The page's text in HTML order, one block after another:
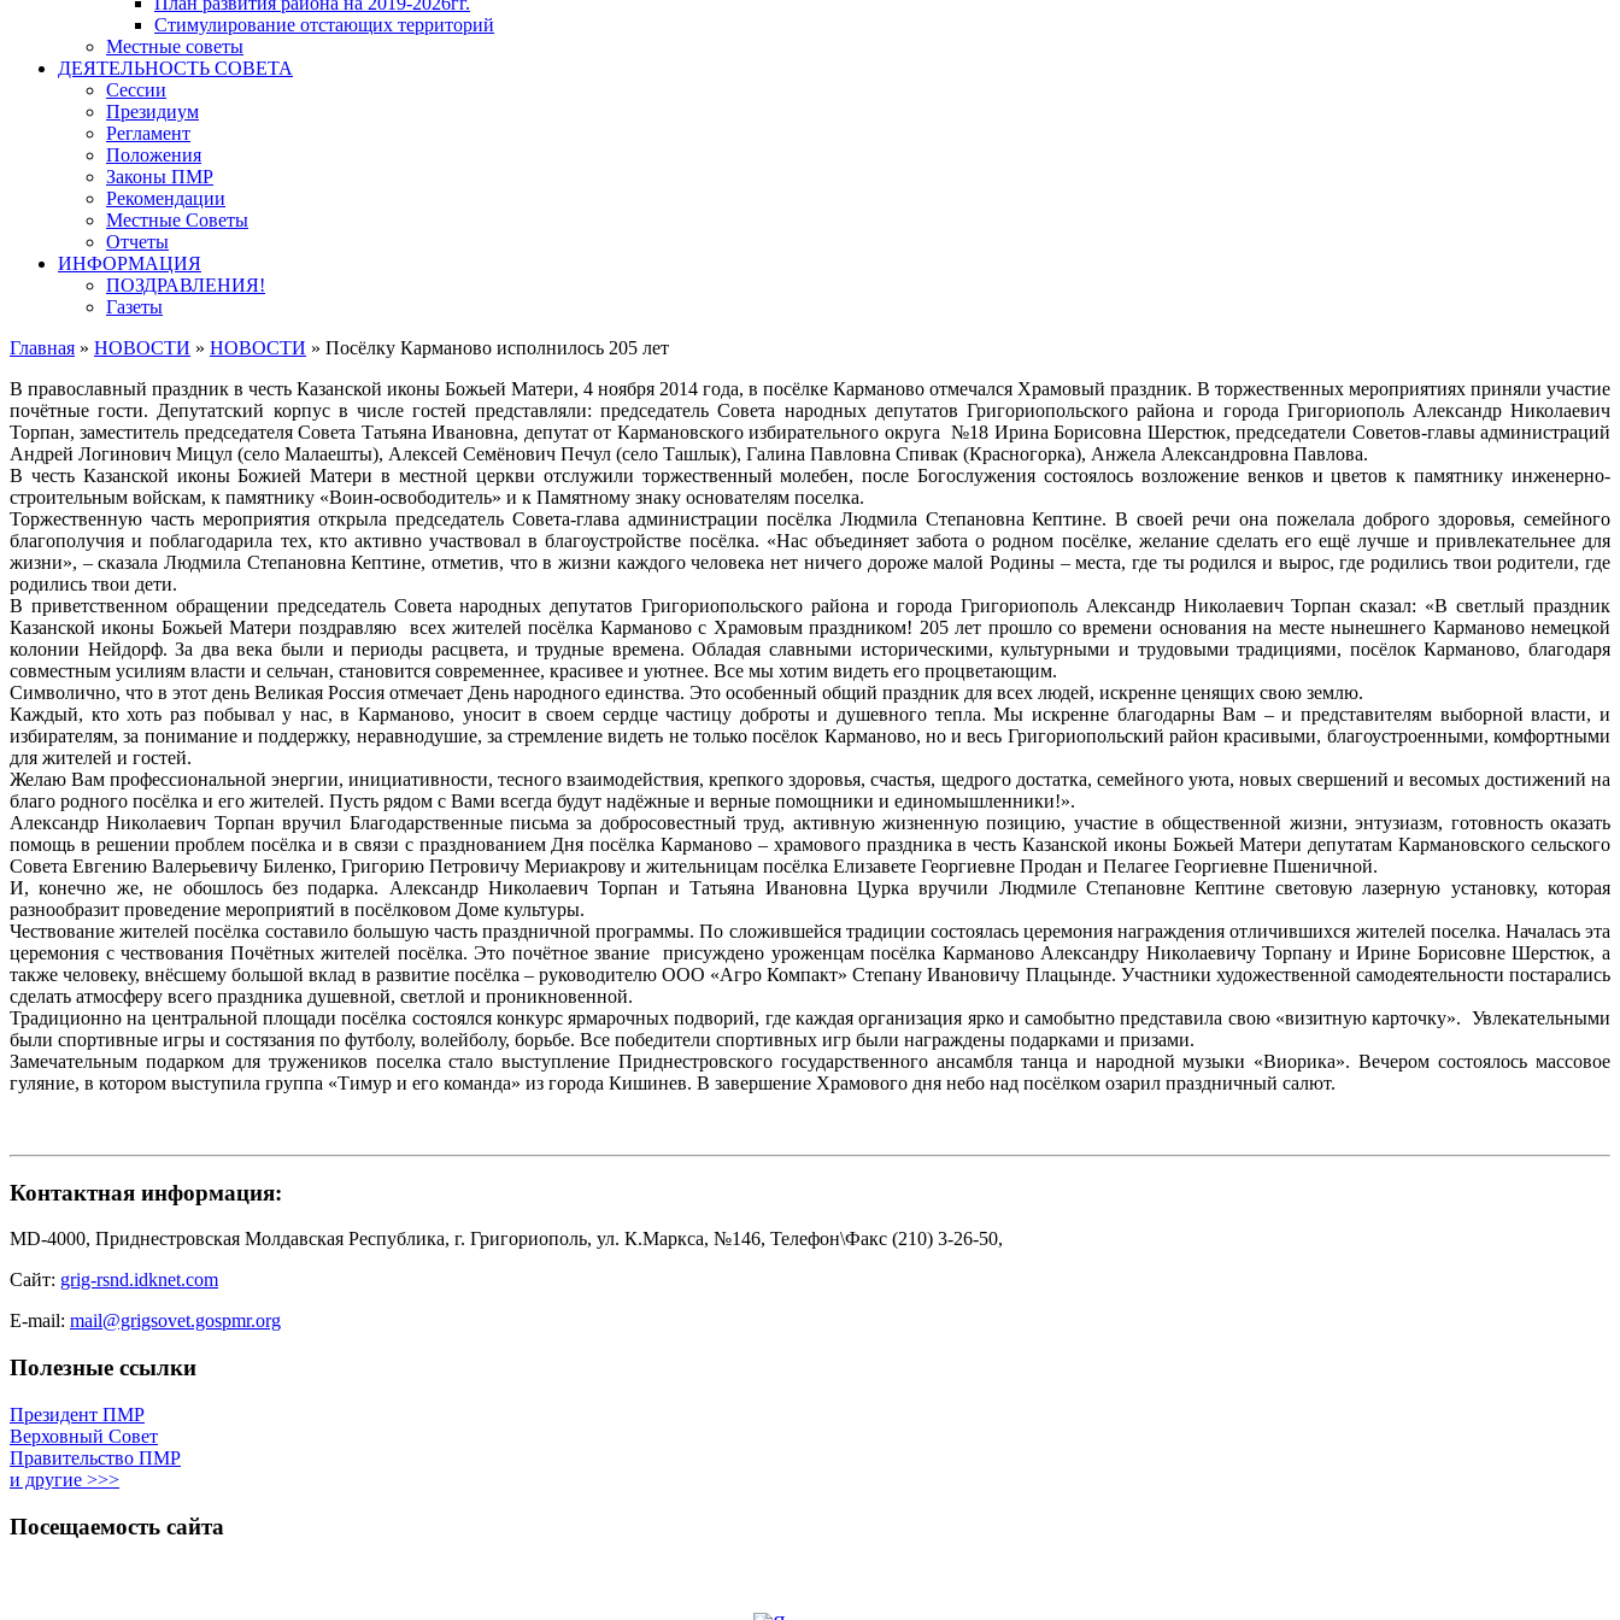
Стимулирование отстающих территорий
Местные советы
ДЕЯТЕЛЬНОСТЬ СОВЕТА
Сессии
Президиум
Регламент
Положения
Законы ПМР
Рекомендации
Местные Советы
Отчеты
ИНФОРМАЦИЯ
ПОЗДРАВЛЕНИЯ!
Газеты
Главная » НОВОСТИ » НОВОСТИ » Посёлку Карманово исполнилось 205 лет
В православный праздник в честь Казанской иконы Божьей Матери, 4 ноября 2014 года, в посёлке Карманово отмечался Храмовый праздник. В торжественных мероприятиях приняли участие
почётные гости. Депутатский корпус в числе гостей представляли: председатель Совета народных депутатов Григориопольского района и города Григориополь Александр Николаевич
Торпан, заместитель председателя Совета Татьяна Ивановна, депутат от Кармановского избирательного округа №18 Ирина Борисовна Шерстюк, председатели Советов-главы администраций
Андрей Логинович Мицул (село Малаешты), Алексей Семёнович Печул (село Ташлык), Галина Павловна Спивак (Красногорка), Анжела Александровна Павлова.
В честь Казанской иконы Божией Матери в местной церкви отслужили торжественный молебен, после Богослужения состоялось возложение венков и цветов к памятнику инженерно-
строительным войскам, к памятнику «Воин-освободитель» и к Памятному знаку основателям поселка.
Торжественную часть мероприятия открыла председатель Совета-глава администрации посёлка Людмила Степановна Кептине. В своей речи она пожелала доброго здоровья, семейного
благополучия и поблагодарила тех, кто активно участвовал в благоустройстве посёлка. «Нас объединяет забота о родном посёлке, желание сделать его ещё лучше и привлекательнее для
жизни», – сказала Людмила Степановна Кептине, отметив, что в жизни каждого человека нет ничего дороже малой Родины – места, где ты родился и вырос, где родились твои родители, где
родились твои дети.
В приветственном обращении председатель Совета народных депутатов Григориопольского района и города Григориополь Александр Николаевич Торпан сказал: «В светлый праздник
Казанской иконы Божьей Матери поздравляю всех жителей посёлка Карманово с Храмовым праздником! 205 лет прошло со времени основания на месте нынешнего Карманово немецкой
колонии Нейдорф. За два века были и периоды расцвета, и трудные времена. Обладая славными историческими, культурными и трудовыми традициями, посёлок Карманово, благодаря
совместным усилиям власти и сельчан, становится современнее, красивее и уютнее. Все мы хотим видеть его процветающим.
Символично, что в этот день Великая Россия отмечает День народного единства. Это особенный общий праздник для всех людей, искренне ценящих свою землю.
Каждый, кто хоть раз побывал у нас, в Карманово, уносит в своем сердце частицу доброты и душевного тепла. Мы искренне благодарны Вам – и представителям выборной власти, и
избирателям, за понимание и поддержку, неравнодушие, за стремление видеть не только посёлок Карманово, но и весь Григориопольский район красивыми, благоустроенными, комфортными
для жителей и гостей.
Желаю Вам профессиональной энергии, инициативности, тесного взаимодействия, крепкого здоровья, счастья, щедрого достатка, семейного уюта, новых свершений и весомых достижений на
благо родного посёлка и его жителей. Пусть рядом с Вами всегда будут надёжные и верные помощники и единомышленники!».
Александр Николаевич Торпан вручил Благодарственные письма за добросовестный труд, активную жизненную позицию, участие в общественной жизни, энтузиазм, готовность оказать
помощь в решении проблем посёлка и в связи с празднованием Дня посёлка Карманово – храмового праздника в честь Казанской иконы Божьей Матери депутатам Кармановского сельского
Совета Евгению Валерьевичу Биленко, Григорию Петровичу Мериакрову и жительницам посёлка Елизавете Георгиевне Продан и Пелагее Георгиевне Пшеничной.
И, конечно же, не обошлось без подарка. Александр Николаевич Торпан и Татьяна Ивановна Цурка вручили Людмиле Степановне Кептине световую лазерную установку, которая
разнообразит проведение мероприятий в посёлковом Доме культуры.
Чествование жителей посёлка составило большую часть праздничной программы. По сложившейся традиции состоялась церемония награждения отличившихся жителей поселка. Началась эта
церемония с чествования Почётных жителей посёлка. Это почётное звание присуждено уроженцам посёлка Карманово Александру Николаевичу Торпану и Ирине Борисовне Шерстюк, а
также человеку, внёсшему большой вклад в развитие посёлка – руководителю ООО «Агро Компакт» Степану Ивановичу Плацынде. Участники художественной самодеятельности постарались
сделать атмосферу всего праздника душевной, светлой и проникновенной.
Традиционно на центральной площади посёлка состоялся конкурс ярмарочных подворий, где каждая организация ярко и самобытно представила свою «визитную карточку». Увлекательными
были спортивные игры и состязания по футболу, волейболу, борьбе. Все победители спортивных игр были награждены подарками и призами.
Замечательным подарком для тружеников поселка стало выступление Приднестровского государственного ансамбля танца и народной музыки «Виорика». Вечером состоялось массовое
гуляние, в котором выступила группа «Тимур и его команда» из города Кишинев. В завершение Храмового дня небо над посёлком озарил праздничный салют.
Контактная информация:
MD-4000, Приднестровская Молдавская Республика, г. Григориополь, ул. К.Маркса, №146, Телефон\Факс (210) 3-26-50,
Сайт: grig-rsnd.idknet.com
E-mail: mail@grigsovet.gospmr.org
Полезные ссылки
Президент ПМР
Верховный Совет
Правительство ПМР
и другие >>>
Посещаемость сайта